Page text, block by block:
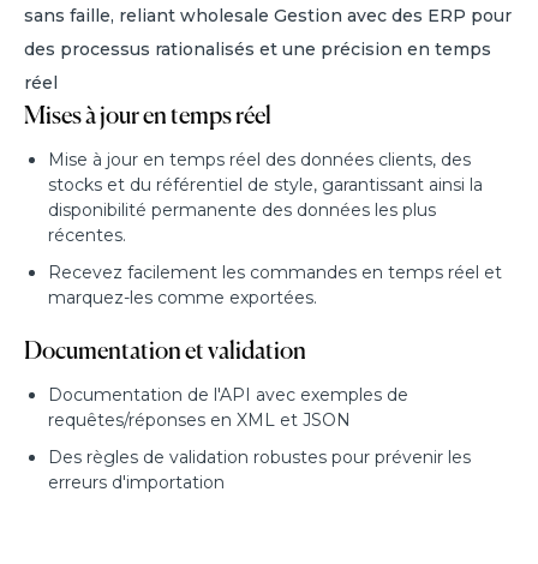
sans faille, reliant wholesale Gestion avec des ERP pour
des processus rationalisés et une précision en temps
réel
Mises à jour en temps réel
Mise à jour en temps réel des données clients, des
stocks et du référentiel de style, garantissant ainsi la
disponibilité permanente des données les plus
récentes.
Recevez facilement les commandes en temps réel et
marquez-les comme exportées.
Documentation et validation
Documentation de l'API avec exemples de
requêtes/réponses en XML et JSON
Des règles de validation robustes pour prévenir les
erreurs d'importation